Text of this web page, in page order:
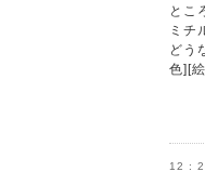
とこ
ミチ
どう
色][